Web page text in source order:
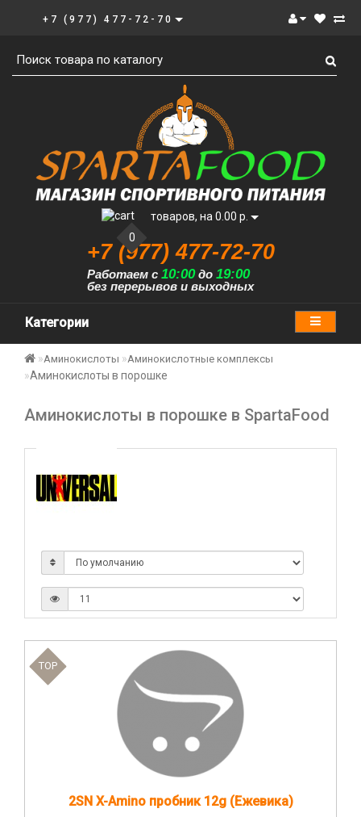
+7 (977) 477-72-70
0
товаров, на 0.00 р.
+7 (977) 477-72-70
Работаем с 10:00до 19:00
без перерывов и выходных
Категории
Аминокислоты Аминокислотные комплексы
Аминокислоты в порошке
Аминокислоты в порошке в SpartaFood
TOP
2SN X-Amino пробник 12g (Ежевика)